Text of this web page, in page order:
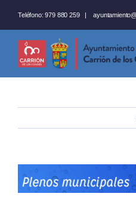
al
contenido
Teléfono: 979 880 259 |
Ver
imagen